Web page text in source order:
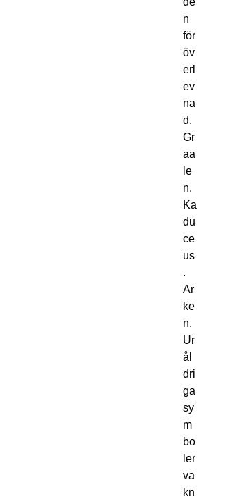
n
för
öv
erl
ev
na
d.
Gr
aa
le
n.
Ka
du
ce
us
.
Ar
ke
n.
Ur
ål
dri
ga
sy
m
bo
ler
va
kn